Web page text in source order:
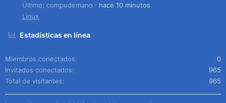
Último: compudemano
hace 10 minutos
Linux
Estadísticas en línea
Miembros conectados
0
Invitados conectados
965
Total de visitantes
965